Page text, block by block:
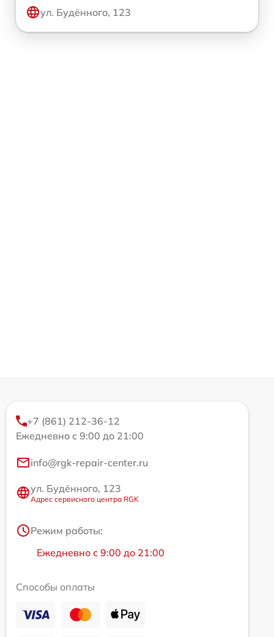
ул. Будённого, 123
+7 (861) 212-36-12
Ежедневно с 9:00 до 21:00
info@rgk-repair-center.ru
ул. Будённого, 123
Адрес сервисного центра RGK
Режим работы:
Ежедневно с 9:00 до 21:00
Способы оплаты